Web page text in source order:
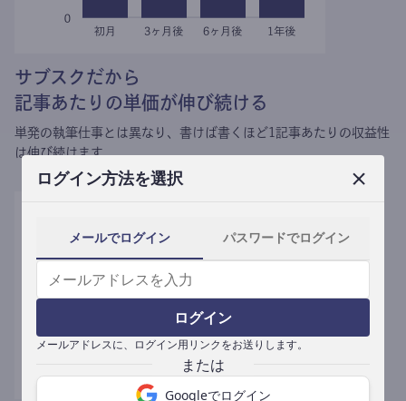
ログイン方法を選択
メールでログイン パスワードでログイン
ログイン
メールアドレスに、ログイン用リンクをお送りします。
Googleでログイン
サブスクだから
記事あたりの単価が伸び続ける
単発の執筆仕事とは異なり、 書けば書くほど1記事あたりの収益性
は伸び続けます。